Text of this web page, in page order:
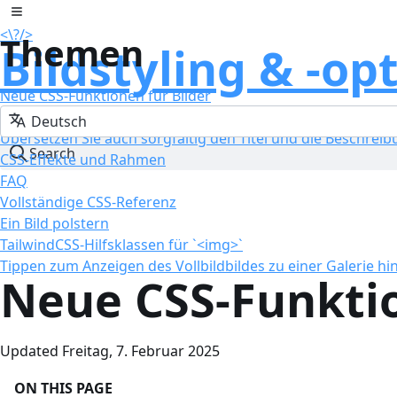
Zum Inhalt springen
Toggle sidebar
<\?/>
Bildstyling & -
Search
Themen
Neue CSS-Funktionen für Bilder
Erstellen Sie ein Karussell
Übersetzen Sie auch sorgfältig den Titel und die
CSS-Effekte und Rahmen
FAQ
Vollständige CSS-Referenz
Ein Bild polstern
TailwindCSS-Hilfsklassen für `<img>`
Tippen zum Anzeigen des Vollbildbildes zu einer Galerie
Neue CSS-
Updated Freitag, 7. Februar 2025
ON THIS PAGE